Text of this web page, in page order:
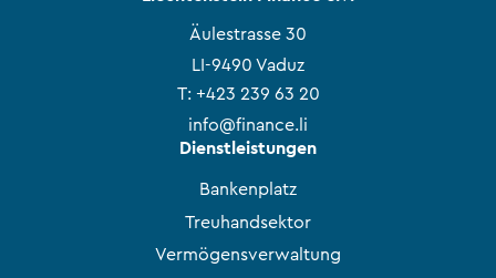
Äulestrasse 30
LI-9490 Vaduz
T: +423 239 63 20
info@finance.li
Dienstleistungen
Bankenplatz
Treuhandsektor
Vermögensverwaltung